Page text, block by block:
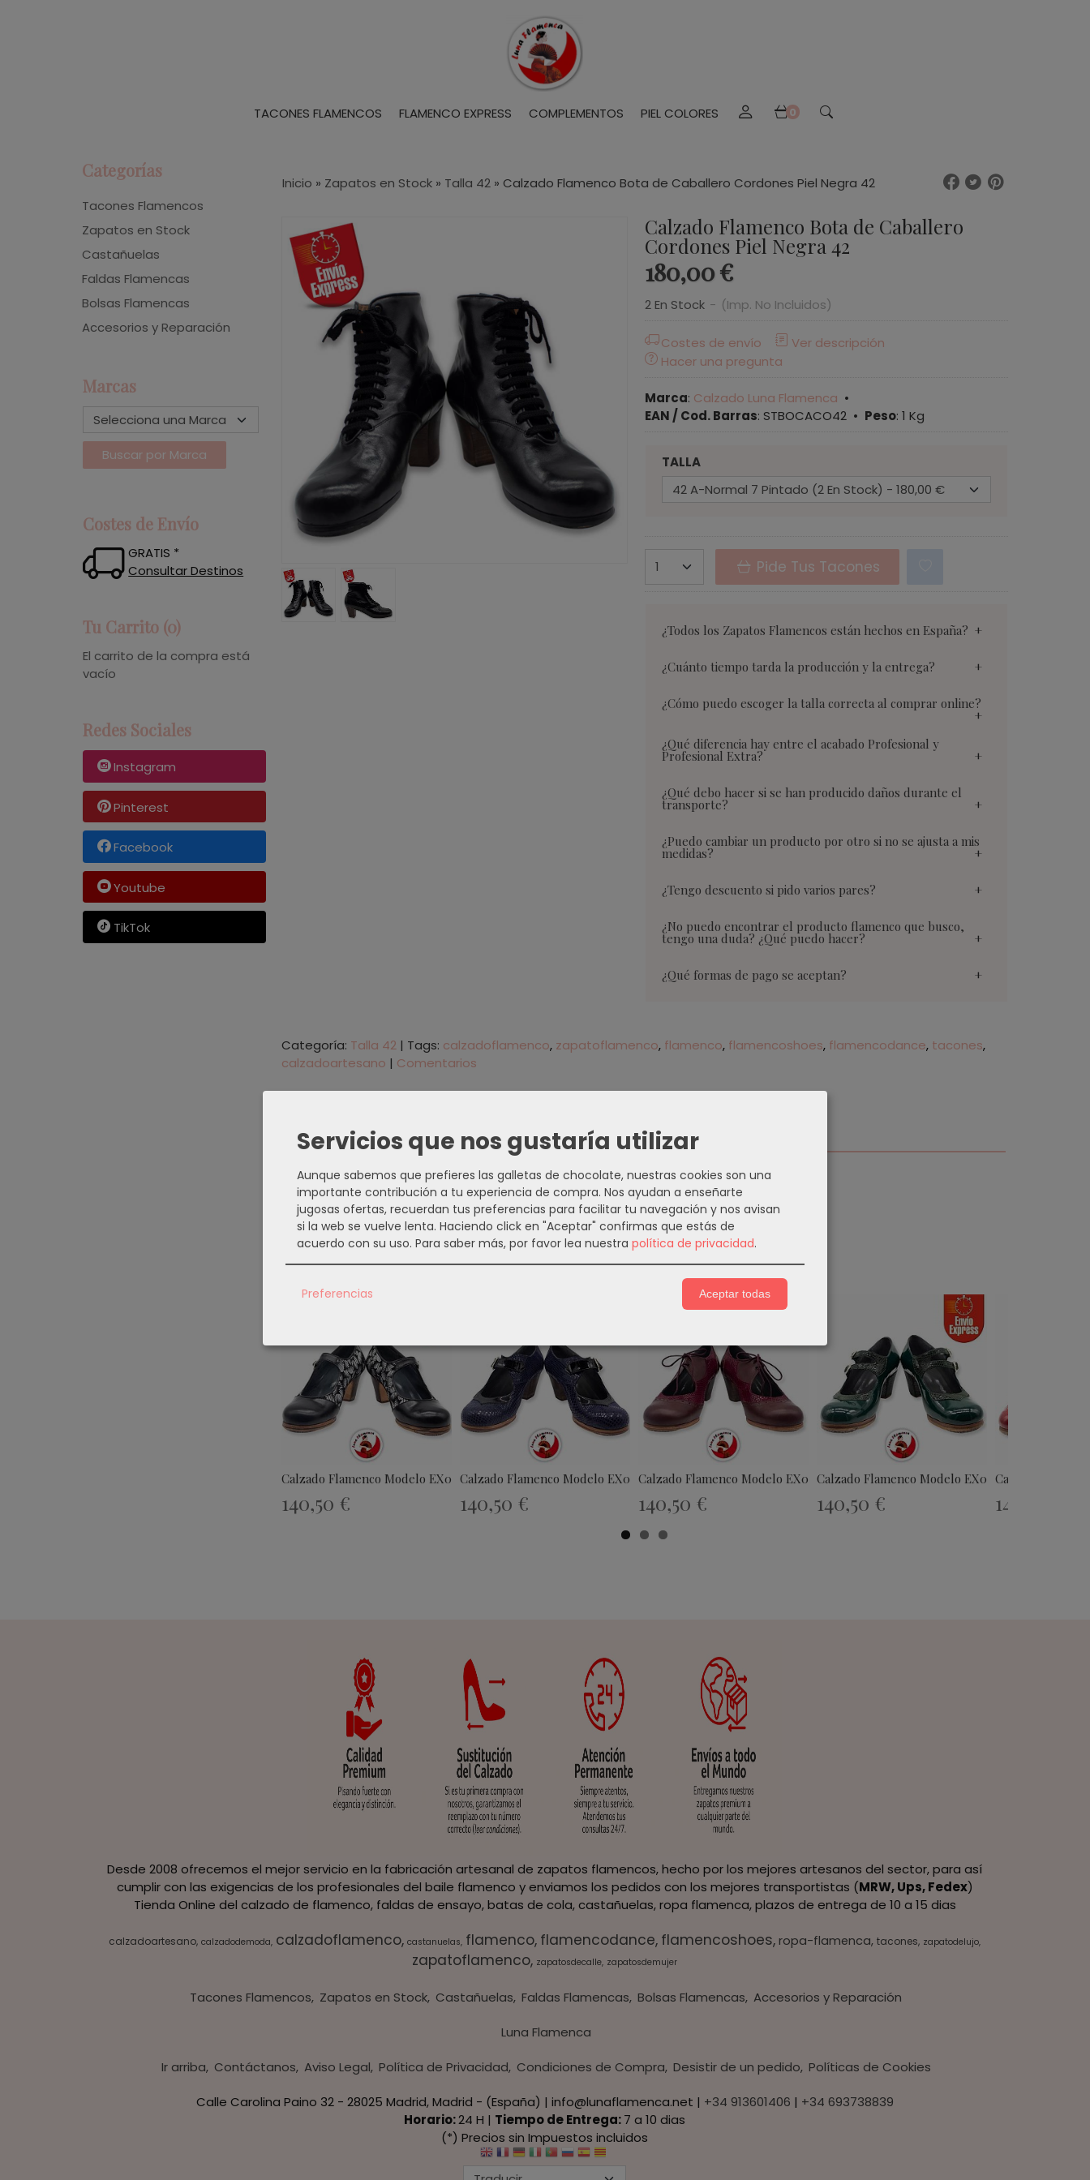
TACONES FLAMENCOS FLAMENCO EXPRESS COMPLEMENTOS PIEL COLORES 0
Categorías
Tacones Flamencos
Zapatos en Stock
Castañuelas
Faldas Flamencas
Bolsas Flamencas
Accesorios y Reparación
Marcas
Costes de Envío
GRATIS *
Consultar Destinos
Tu Carrito (0)
El carrito de la compra está
vacío
Redes Sociales
Instagram
Pinterest
Facebook
Youtube
TikTok
Inicio » Zapatos en Stock» Talla 42» Calzado Flamenco Bota de Caballero Cordones Piel Negra 42
Calzado Flamenco Bota de Caballero
Cordones Piel Negra 42
180,00 €
2 En Stock - (Imp. No Incluidos)
Costes de envío
Ver descripción
Hacer una pregunta
Marca: Calzado Luna Flamenca •
EAN / Cod. Barras: STBOCACO42• Peso: 1 Kg
TALLA
Pide Tus Tacones
¿Todos los Zapatos Flamencos están hechos en España?
¿Cuánto tiempo tarda la producción y la entrega?
¿Cómo puedo escoger la talla correcta al comprar online?
¿Qué diferencia hay entre el acabado Profesional y
Profesional Extra?
¿Qué debo hacer si se han producido daños durante el
transporte?
¿Puedo cambiar un producto por otro si no se ajusta a mis
medidas?
¿Tengo descuento si pido varios pares?
¿No puedo encontrar el producto flamenco que busco,
tengo una duda? ¿Qué puedo hacer?
¿Qué formas de pago se aceptan?
Categoría: Talla 42| Tags: calzadoflamenco zapatoflamenco flamenco flamencoshoes flamencodance tacones
calzadoartesano | Comentarios
DESCRIPCIÓN COMENTARIOS
Calzado Flamenco Bota de Caballero Cordones Piel Negra
Calzado Flamenco Modelo EX008
140,50 €
Calzado Flamenco Modelo EX012
140,50 €
Calzado Flamenco Modelo EX034
140,50 €
Calzado Flamenco Modelo EX084
140,50 €
Calzado
140,50 €
Desde 2008 ofrecemos el mejor servicio en la fabricación artesanal de zapatos flamencos, hecho por los mejores artesanos del sector, para así
cumplir con las exigencias de los profesionales del baile flamenco y enviamos los pedidos con los mejores transportistas (MRW, Ups, Fedex)
Tienda Online del calzado de flamenco, faldas de ensayo, batas de cola, castañuelas, ropa flamenca, plazos de entrega de 10 a 15 dias
calzadoartesano calzadodemoda calzadoflamenco castanuelas flamenco flamencodance flamencoshoes ropa-flamenca tacones zapatodelujo
zapatoflamenco zapatosdecalle zapatosdemujer
Tacones Flamencos Zapatos en Stock Castañuelas Faldas Flamencas Bolsas Flamencas Accesorios y Reparación
Luna Flamenca
Ir arriba Contáctanos Aviso Legal Política de Privacidad Condiciones de Compra Desistir de un pedido Políticas de Cookies
Calle Carolina Paino 32 - 28025 Madrid, Madrid - (España) | info@lunaflamenca.net | +34 913601406 | +34 693738839
Horario:24 H | Tiempo de Entrega:7 a 10 dias
(*) Precios sin Impuestos incluidos
Servicios que nos gustaría utilizar
Aunque sabemos que prefieres las galletas de chocolate, nuestras cookies son una
importante contribución a tu experiencia de compra. Nos ayudan a enseñarte
jugosas ofertas, recuerdan tus preferencias para facilitar tu navegación y nos avisan
si la web se vuelve lenta. Haciendo click en "Aceptar" confirmas que estás de
acuerdo con su uso. Para saber más, por favor lea nuestra política de privacidad.
Preferencias Aceptar todas